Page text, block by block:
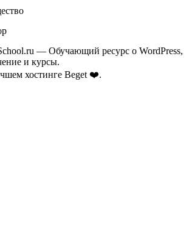
— Обучающий ресурс о WordPress,
и курсы.
хостинге Beget ❤️.